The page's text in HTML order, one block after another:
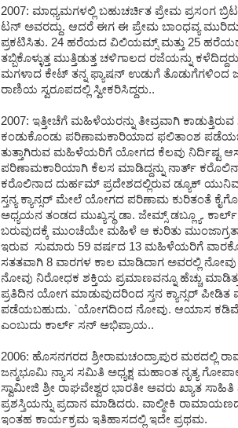
2007: ಮಾಧ್ಯಮಗಳಲ್ಲಿ ಬಹುಚರ್ಚಿತ ಪ್ರೇಮ ಪ್ರಸಂಗ
ಟನ್ ಅವರದ್ದು. ಆದರೆ ಈಗ ಈ ಪ್ರೇಮ ಬಾಂಧವ್ಯ
ಪ್ರಕಟಿಸಿತು. 24 ಹರೆಯದ ವಿಲಿಯಮ್ಸ್ ಮತ್ತು 25 ಹರೆಯದ
ತಬ್ಬಿಕೊಳ್ಳುತ್ತ ಮುತ್ತಿಡುತ್ತ ಚಳಿಗಾಲದ ರಜೆಯನ್ನು
ಮಗಳಾದ ಕೇಟ್ ತನ್ನ ಫ್ಯಾಷನ್ ಉಡುಗೆ ತೊಡುಗೆಗಳಿಂದ
ರಾಣಿಯ ಸ್ವರೂಪದಲ್ಲಿ ಸ್ವೀಕರಿಸಿದ್ದರು..
2007: ಇತ್ತೀಚೆಗೆ ಮಹಿಳೆಯರನ್ನು ತೀವ್ರವಾಗಿ
ಕಂಡುಕೊಂಡು ಪರಿಣಾಮಕಾರಿಯಾದ ಫಲಿತಾಂಶ
ತುತ್ತಾಗಿರುವ ಮಹಿಳೆಯರಿಗೆ ಯೋಗದ ಕೆಲವು ನಿರ್ದಿಷ್ಟ
ಪರಿಣಾಮಕಾರಿಯಾಗಿ ಕೆಲಸ ಮಾಡಿದ್ದನ್ನು ನಾರ್ತ್
ಕರೊಲಿನಾದ ದುರ್ಹಮ್ ಪ್ರದೇಶದಲ್ಲಿರುವ ಡ್ಯೂಕ್
ಸ್ತನ್ಯ ಕ್ಯಾನ್ಸರ್ ಮೇಲೆ ಯೋಗದ ಪರಿಣಾಮ ಕುರಿತಂತೆ
ಅಧ್ಯಯನ ತಂಡದ ಮುಖ್ಯಸ್ಥ ಡಾ. ಜೇಮ್ಸ್ ಡಬ್ಲ್ಯೂ.
ಬರುವುದಕ್ಕೆ ಮುಂಚೆಯೇ ಮಹಿಳೆ ಆ ಕುರಿತು ಮುಂಜಾಗ್ರತಾ
ಇರುವ ಸುಮಾರು 59 ವರ್ಷದ 13 ಮಹಿಳೆಯರಿಗೆ
ಸತತವಾಗಿ 8 ವಾರಗಳ ಕಾಲ ಮಾಡಿದಾಗ ಅವರಲ್ಲಿ
ನೋವು ನಿರೋಧಕ ಶಕ್ತಿಯ ಪ್ರಮಾಣವನ್ನೂ ಹೆಚ್ಚು
ಪ್ರತಿದಿನ ಯೋಗ ಮಾಡುವುದರಿಂದ ಸ್ತನ ಕ್ಯಾನ್ಸರ್
ಪಡೆಯಬಹುದು. `ಯೋಗದಿಂದ ನೋವು. ಆಯಾಸ
ಎಂಬುದು ಕಾರ್ಲ್ ಸನ್ ಅಭಿಪ್ರಾಯ..
2006: ಹೊಸನಗರದ ಶ್ರೀರಾಮಚಂದ್ರಾಪುರ ಮಠದಲ್ಲಿ
ಜನ್ಮಭೂಮಿ ನ್ಯಾಸ ಸಮಿತಿ ಅಧ್ಯಕ್ಷ ಮಹಾಂತ ನೃತ್ಯ
ಸ್ವಾಮೀಜಿ ಶ್ರೀ ರಾಘವೇಶ್ವರ ಭಾರತೀ ಅವರು ಖ್ಯಾತ
ಪ್ರಶಸ್ತಿಯನ್ನು ಪ್ರದಾನ ಮಾಡಿದರು. ವಾಲ್ಮೀಕಿ ರಾಮಾಯಣದ
ಇಂತಹ ಕಾರ್ಯಕ್ರಮ ಇತಿಹಾಸದಲ್ಲಿ ಇದೇ ಪ್ರಥಮ.